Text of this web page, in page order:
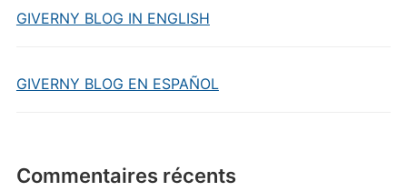
GIVERNY BLOG IN ENGLISH
GIVERNY BLOG EN ESPAÑOL
Commentaires récents